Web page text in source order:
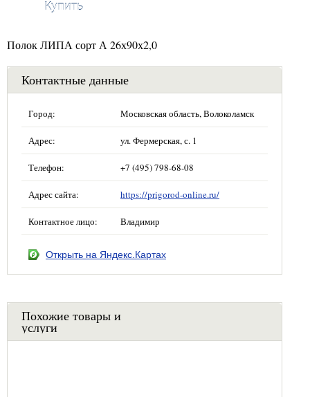
Купить
Полок ЛИПА сорт А 26х90х2,0
Контактные данные
Город: Московская область, Волоколамск
Адрес: ул. Фермерская, с. 1
Телефон: +7 (495) 798-68-08
Адрес сайта: https://prigorod-online.ru/
Контактное лицо: Владимир
Открыть на Яндекс.Картах
Похожие товары и
услуги